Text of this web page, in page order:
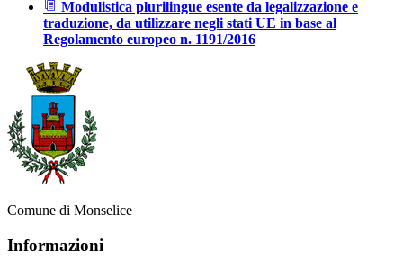
Modulistica plurilingue esente da legalizzazione e
traduzione, da utilizzare negli stati UE in base al
Regolamento europeo n. 1191/2016
Comune di Monselice
Informazioni